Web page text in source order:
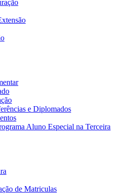
e Diplomados
Aluno Especial na Terceira
de Matriculas